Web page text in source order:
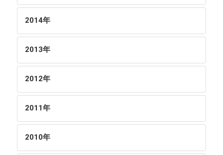
2014年
2013年
2012年
2011年
2010年